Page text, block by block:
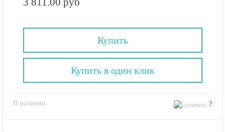
Купить
В наличии ?
Купить в один клик